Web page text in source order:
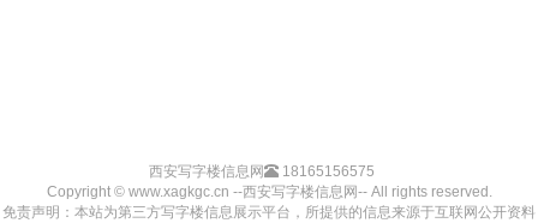
西安写字楼信息网
18165156575
Copyright © www.xagkgc.cn --西安写字楼信息网-- All rights reserved.
免责声明：本站为第三方写字楼信息展示平台，所提供的信息来源于互联网公开资料